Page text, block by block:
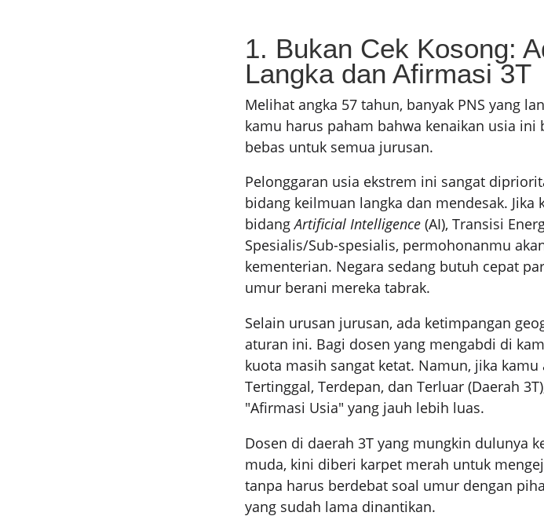
1. Bukan Cek Kosong:
Langka dan Afirmasi 3T
Melihat angka 57 tahun, banyak PNS yang
kamu harus paham bahwa kenaikan usia ini
bebas untuk semua jurusan.
Pelonggaran usia ekstrem ini sangat
bidang keilmuan langka dan mendesak.
bidangArtificial Intelligence (AI), Transisi
Spesialis/Sub-spesialis, permohonanmu
kementerian. Negara sedang butuh cepat
umur berani mereka tabrak.
Selain urusan jurusan, ada ketimpangan
aturan ini. Bagi dosen yang mengabdi di
kuota masih sangat ketat. Namun, jika
Tertinggal, Terdepan, dan Terluar (Daerah
"Afirmasi Usia" yang jauh lebih luas.
Dosen di daerah 3T yang mungkin dulunya
muda, kini diberi karpet merah untuk
tanpa harus berdebat soal umur dengan
yang sudah lama dinantikan.